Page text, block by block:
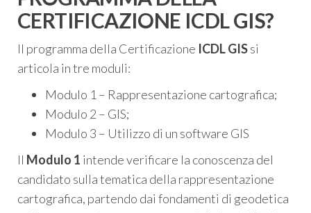
CERTIFICAZIONE ICDL GIS?
Il programma della Certificazione ICDL GISsi
articola in tre moduli:
Modulo 1 – Rappresentazione cartografica;
Modulo 2 – GIS;
Modulo 3 – Utilizzo di un software GIS
Il Modulo 1 intende verificare la conoscenza del
candidato sulla tematica della rappresentazione
cartografica, partendo dai fondamenti di geodetica